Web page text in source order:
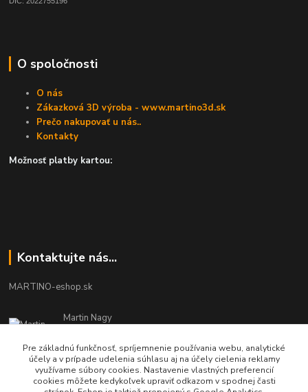
O spoločnosti
O nás
Zákazková 3D výroba - www.martino3d.sk
Prečo nakupovať u nás..
Kontakty
Možnosť platby kartou:
Kontaktujte nás...
MARTINO-eshop.sk
Martin Nagy
Pracovné dni - 08:00 - 16:00
info.martinosk@gmail.com
Pre základnú funkčnosť, spríjemnenie používania webu, analytické
účely a v prípade udelenia súhlasu aj na účely cielenia reklamy
využívame súbory cookies. Nastavenie vlastných preferencií
cookies môžete kedykoľvek upraviť odkazom v spodnej časti